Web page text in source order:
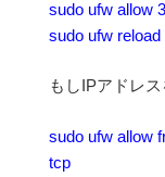
sudo ufw allow
sudo ufw reload
もしIPアドレ
sudo ufw allow
tcp